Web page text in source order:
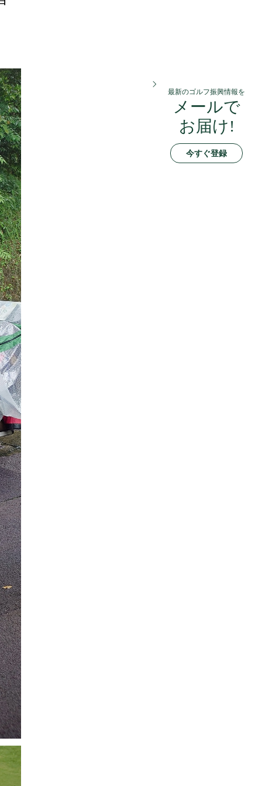
最新のゴルフ振興情報を
メールで
お届け!
今すぐ登録